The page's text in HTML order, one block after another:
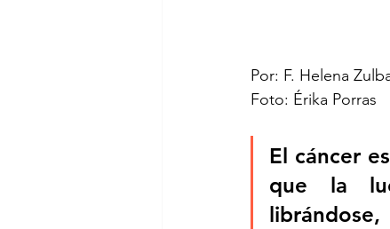
Por: F. Helena
Foto: Érika Porras
El cáncer
que la